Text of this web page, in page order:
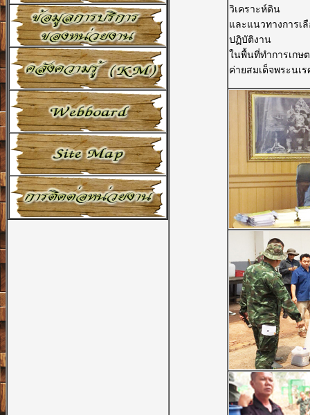
วิเคราะห์ดิน
และแนวทางการเ
ปฏิบัติงาน
ในพื้นที่ทำการเกษ
ค่ายสมเด็จพระนเ